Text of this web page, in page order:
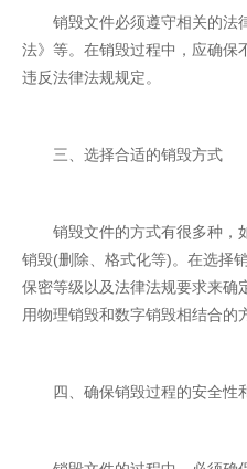
销毁文件必须遵守相关的法
法》等。在销毁过程中，应确保
违反法律法规规定。
三、选择合适的销毁方式
销毁文件的方式有很多种，
销毁(删除、格式化等)。在选择
保密等级以及法律法规要求来确
用物理销毁和数字销毁相结合的
四、确保销毁过程的安全性